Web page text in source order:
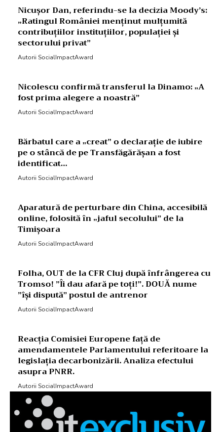
Nicușor Dan, referindu-se la decizia Moody’s:
„Ratingul României menținut mulțumită
contribuțiilor instituțiilor, populației și
sectorului privat”
Autorii SocialImpactAward
Nicolescu confirmă transferul la Dinamo: „A
fost prima alegere a noastră”
Autorii SocialImpactAward
Bărbatul care a „creat” o declarație de iubire
pe o stâncă de pe Transfăgărășan a fost
identificat…
Autorii SocialImpactAward
Aparatură de perturbare din China, accesibilă
online, folosită în „jaful secolului” de la
Timișoara
Autorii SocialImpactAward
Folha, OUT de la CFR Cluj după înfrângerea cu
Tromso! ”Îi dau afară pe toți!”. DOUĂ nume
”își dispută” postul de antrenor
Autorii SocialImpactAward
Reacția Comisiei Europene față de
amendamentele Parlamentului referitoare la
legislația decarbonizării. Analiza efectului
asupra PNRR.
Autorii SocialImpactAward